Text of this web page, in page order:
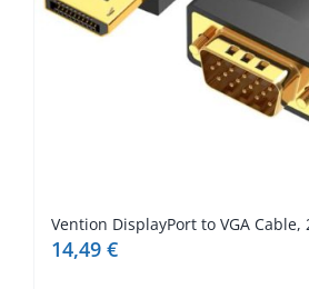
Vention DisplayPort to VGA Cable,
14,49 €